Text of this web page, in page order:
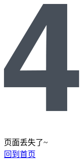
页面丢失了~
回到首页